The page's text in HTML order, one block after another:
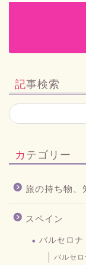
記事検索
カテゴリー
旅の持ち物、
スペイン
バルセロナ
バルセ